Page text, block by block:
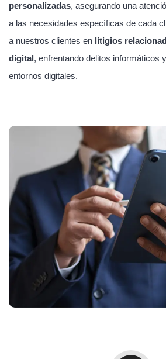
personalizadas, asegurando una
a las necesidades específicas de cada
a nuestros clientes en litigios
digital, enfrentando delitos informáticos
entornos digitales.